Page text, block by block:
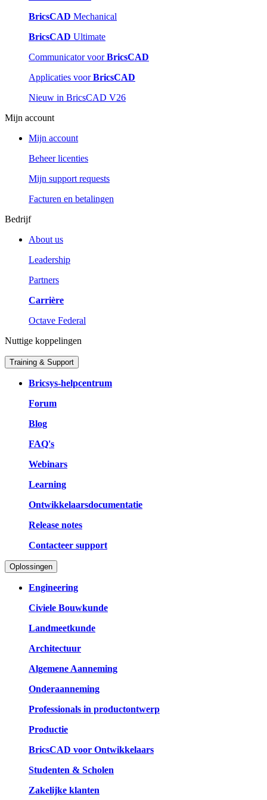
BricsCAD Mechanical
BricsCAD Ultimate
Communicator voorBricsCAD
Applicaties voorBricsCAD
Nieuw in BricsCAD V26
Mijn account
Mijn account
Beheer licenties
Mijn support requests
Facturen en betalingen
Bedrijf
About us
Leadership
Partners
Carrière
Octave Federal
Nuttige koppelingen
Training & Support
Bricsys-helpcentrum
Forum
Blog
FAQ's
Webinars
Learning
Ontwikkelaarsdocumentatie
Release notes
Contacteer support
Oplossingen
Engineering
Civiele Bouwkunde
Landmeetkunde
Architectuur
Algemene Aanneming
Onderaanneming
Professionals in productontwerp
Productie
BricsCAD voor Ontwikkelaars
Studenten & Scholen
Zakelijke klanten